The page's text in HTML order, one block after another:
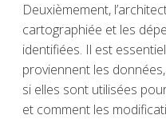
Deuxièmement,
cartographiée et les
identifiées. Il est
proviennent les
si elles sont utilisées
et comment les